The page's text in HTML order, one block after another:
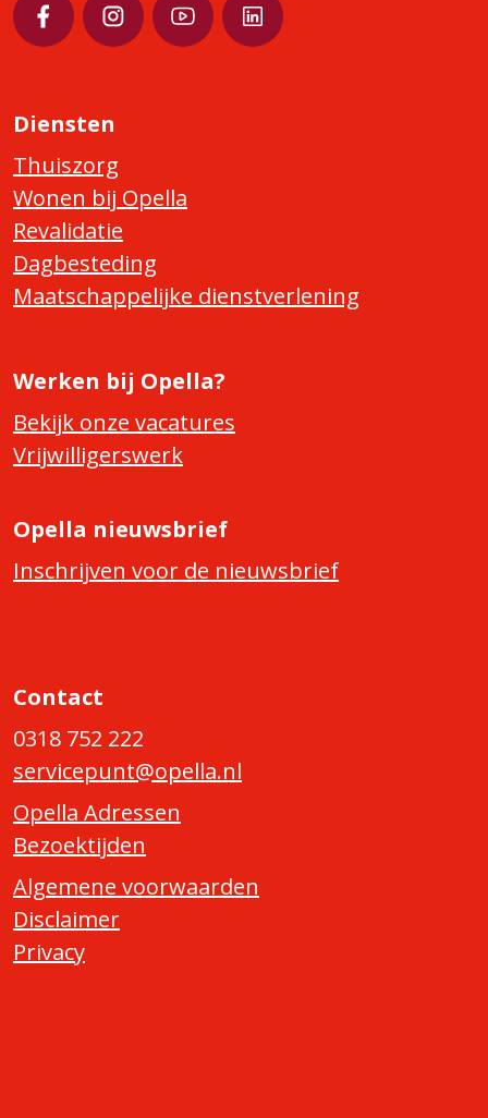
Diensten
Thuiszorg
Wonen bij Opella
Revalidatie
Dagbesteding
Maatschappelijke dienstverlening
Werken bij Opella?
Bekijk onze vacatures
Vrijwilligerswerk
Opella nieuwsbrief
Inschrijven voor de nieuwsbrief
Contact
0318 752 222
servicepunt@opella.nl
Opella Adressen
Bezoektijden
Algemene voorwaarden
Disclaimer
Privacy